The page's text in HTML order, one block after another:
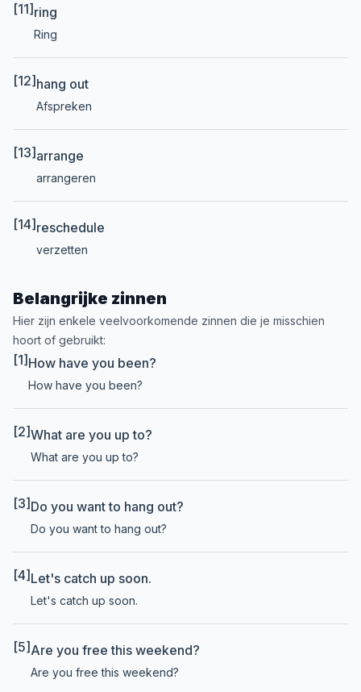
[11] ring
Ring
[12] hang out
Afspreken
[13] arrange
arrangeren
[14] reschedule
verzetten
Belangrijke zinnen
Hier zijn enkele veelvoorkomende zinnen die je misschien
hoort of gebruikt:
[1] How have you been?
How have you been?
[2]What are you up to?
What are you up to?
[3] Do you want to hang out?
Do you want to hang out?
[4] Let's catch up soon.
Let's catch up soon.
[5] Are you free this weekend?
Are you free this weekend?